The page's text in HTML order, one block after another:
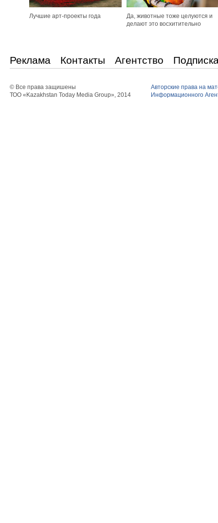
Лучшие арт-проекты года
Да, животные тоже целуются и
делают это восхитительно
Реклама Контакты Агентство
© Все права защишены
ТОО «Kazakhstan Today Media Group», 2014
Авторские права на
Информационного